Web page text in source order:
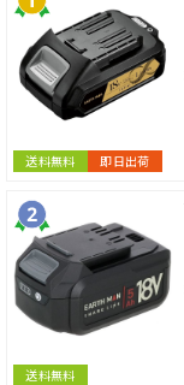
送料無料 即日出荷
送料無料